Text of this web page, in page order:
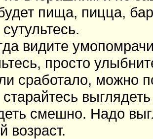
пища, пицца,
видите
просто
сработало, можно
смешно. Надо
возраст.